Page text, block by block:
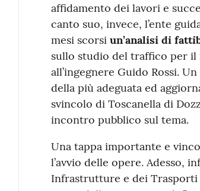
affidamento dei lavori e
canto suo, invece, l’ente
mesi scorsi un’analisi di
sullo studio del traffico per il
all’ingegnere Guido Rossi.
della più adeguata ed
svincolo di Toscanella di
incontro pubblico sul tema.
Una tappa importante e
l’avvio delle opere. Adesso,
Infrastrutture e dei